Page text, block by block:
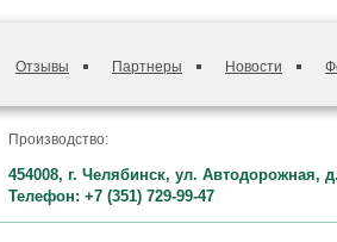
Отзывы Партнеры Новости
Производство:
454008, г. Челябинск, ул. Автодорожная,
Телефон: +7 (351) 729-99-47